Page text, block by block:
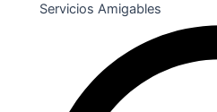
Servicios Amigables